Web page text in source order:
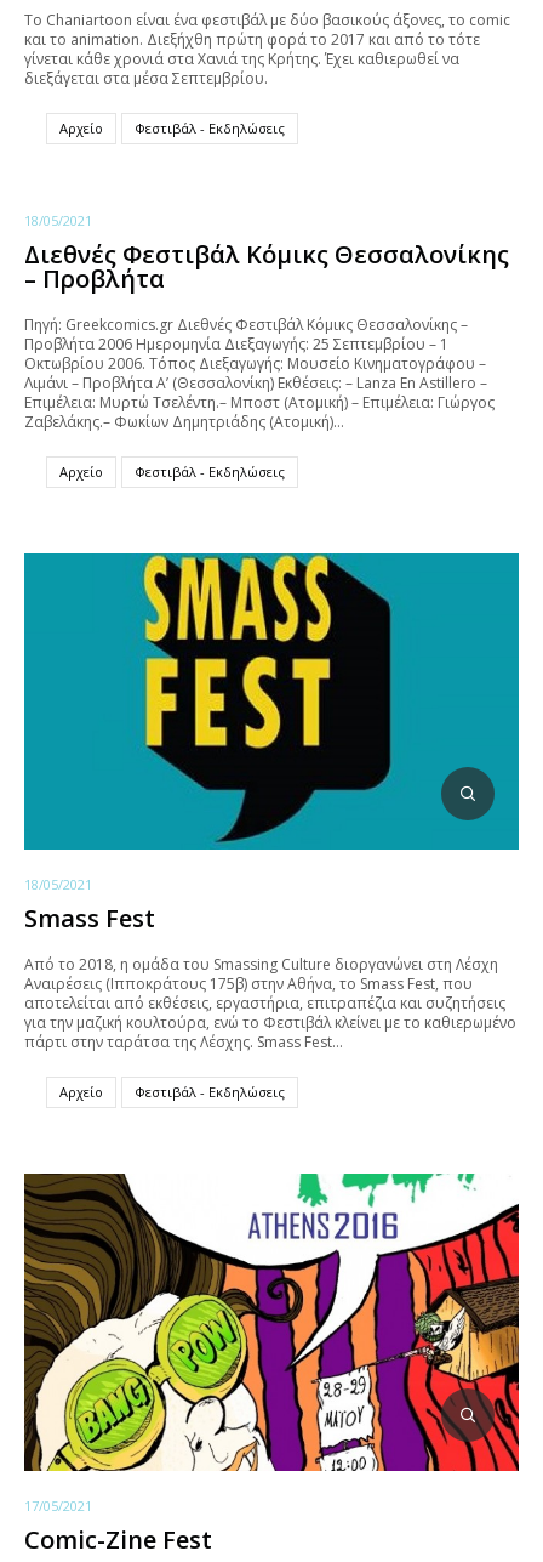
To Chaniartoon είναι ένα φεστιβάλ με δύο βασικούς άξονες, το comic
και το animation. Διεξήχθη πρώτη φορά το 2017 και από το τότε
γίνεται κάθε χρονιά στα Χανιά της Κρήτης. Έχει καθιερωθεί να
διεξάγεται στα μέσα Σεπτεμβρίου.
Αρχείο Φεστιβάλ - Εκδηλώσεις
18/05/2021
Διεθνές Φεστιβάλ Κόμικς Θεσσαλονίκης
– Προβλήτα
Πηγή: Greekcomics.gr Διεθνές Φεστιβάλ Κόμικς Θεσσαλονίκης –
Προβλήτα 2006 Ημερομηνία Διεξαγωγής: 25 Σεπτεμβρίου – 1
Οκτωβρίου 2006. Τόπος Διεξαγωγής: Μουσείο Κινηματογράφου –
Λιμάνι – Προβλήτα Α’ (Θεσσαλονίκη) Εκθέσεις: – Lanza En Astillero –
Επιμέλεια: Μυρτώ Τσελέντη.– Μποστ (Ατομική) – Επιμέλεια: Γιώργος
Ζαβελάκης.– Φωκίων Δημητριάδης (Ατομική)…
Αρχείο Φεστιβάλ - Εκδηλώσεις
18/05/2021
Smass Fest
Aπό το 2018, η ομάδα του Smassing Culture διοργανώνει στη Λέσχη
Αναιρέσεις (Ιπποκράτους 175β) στην Αθήνα, το Smass Fest, που
αποτελείται από εκθέσεις, εργαστήρια, επιτραπέζια και συζητήσεις
για την μαζική κουλτούρα, ενώ το Φεστιβάλ κλείνει με το καθιερωμένο
πάρτι στην ταράτσα της Λέσχης. Smass Fest…
Αρχείο Φεστιβάλ - Εκδηλώσεις
17/05/2021
Comic-Zine Fest